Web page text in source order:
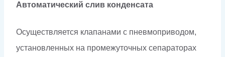
Автоматический слив конденсата
Осуществляется клапанами с пневмоприводом,
установленных на промежуточных сепараторах